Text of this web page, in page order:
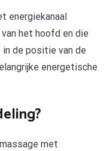
energiekanaal
van het hoofd en die
in de positie van de
energetische
met